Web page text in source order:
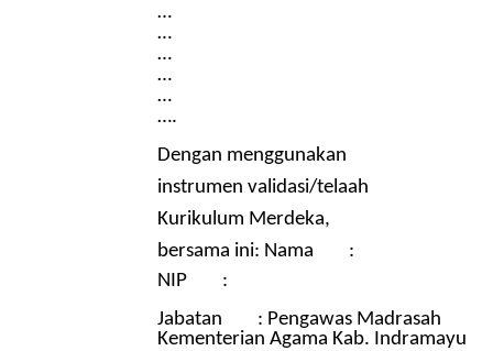
…
…
…
…
…
….
Dengan menggunakan
instrumen validasi/telaah
Kurikulum Merdeka,
bersama ini: Nama :
NIP :
Jabatan : Pengawas Madrasah
Kementerian Agama Kab. Indramayu